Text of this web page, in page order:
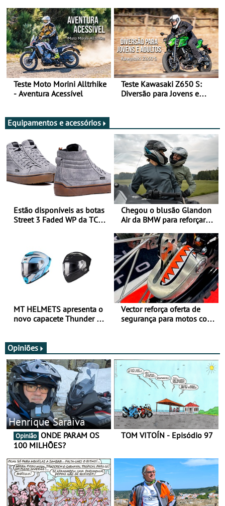
Teste Moto Morini Alltrhike
- Aventura Acessível
Teste Kawasaki Z650 S:
Diversão para Jovens e
Equipamentos e acessórios
Estão disponíveis as botas
Street 3 Faded WP da TCX
Chegou o blusão Glandon
Air da BMW para reforçar
verão
MT HELMETS apresenta o
novo capacete Thunder 4 R
Vector reforça oferta de
segurança para motos com
Opiniões
Henrique Saraiva
Opinião
100 MILHÕES?
TOM VITOÍN - Episódio 97